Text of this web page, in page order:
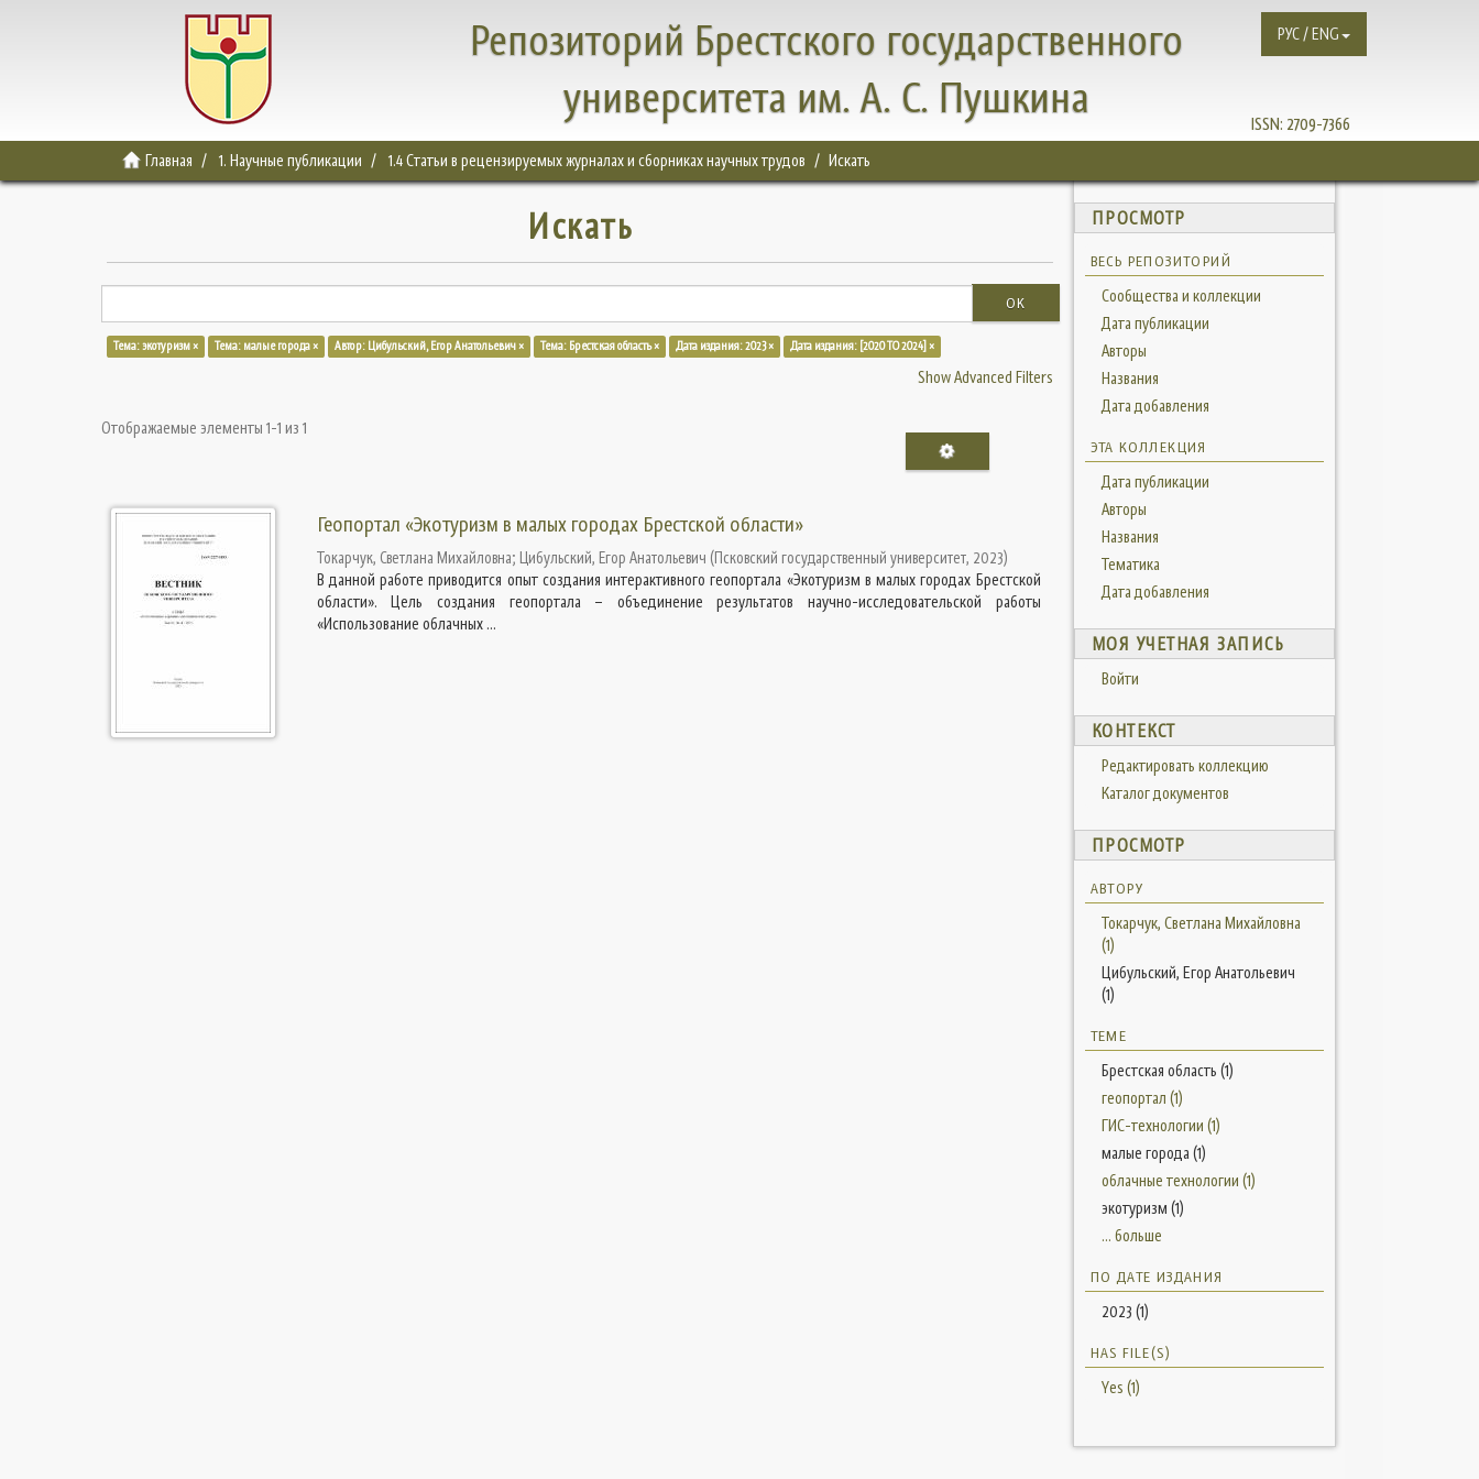
Репозиторий Брестского государственного
университета им. А. С. Пушкина
ISSN: 2709-7366
РУС / ENG
Главная 1. Научные публикации 1.4 Статьи в рецензируемых журналах и сборниках научных трудов Искать
Искать
OK
Тема: экотуризм × Тема: малые города × Автор: Цибульский, Егор Анатольевич × Тема: Брестская область × Дата издания: 2023 × Дата издания: [2020 TO 2024] ×
Show Advanced Filters
Отображаемые элементы 1-1 из 1
Геопортал «Экотуризм в малых городах Брестской области»
Токарчук, Светлана Михайловна; Цибульский, Егор Анатольевич (Псковский государственный университет, 2023)
В данной работе приводится опыт создания интерактивного геопортала «Экотуризм в малых городах Брестской
области». Цель создания геопортала – объединение результатов научно-исследовательской работы
«Использование облачных ...
ПРОСМОТР
ВЕСЬ РЕПОЗИТОРИЙ
Сообщества и коллекции
Дата публикации
Авторы
Названия
Дата добавления
ЭТА КОЛЛЕКЦИЯ
Дата публикации
Авторы
Названия
Тематика
Дата добавления
МОЯ УЧЕТНАЯ ЗАПИСЬ
Войти
КОНТЕКСТ
Редактировать коллекцию
Каталог документов
ПРОСМОТР
АВТОРУ
Токарчук, Светлана Михайловна
(1)
Цибульский, Егор Анатольевич
(1)
ТЕМЕ
Брестская область (1)
геопортал (1)
ГИС-технологии (1)
малые города (1)
облачные технологии (1)
экотуризм (1)
... больше
ПО ДАТЕ ИЗДАНИЯ
2023 (1)
HAS FILE(S)
Yes (1)